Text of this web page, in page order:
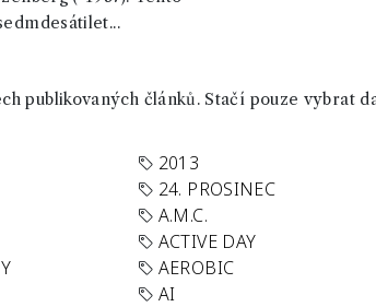
publikovaných článků. Stačí pouze vybrat
2013
24. PROSINEC
A.M.C.
ACTIVE DAY
AEROBIC
AI